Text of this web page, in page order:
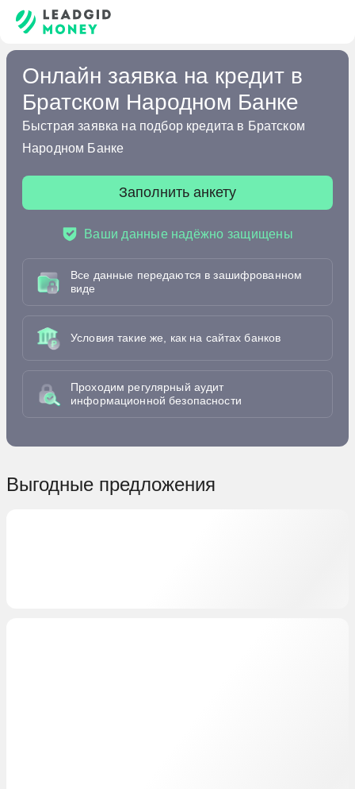
Онлайн заявка на кредит в
Братском Народном Банке
Быстрая заявка на подбор кредита в Братском
Народном Банке
Заполнить анкету
Ваши данные надёжно защищены
Все данные передаются в зашифрованном
виде
Условия такие же, как на сайтах банков
Проходим регулярный аудит
информационной безопасности
Выгодные предложения